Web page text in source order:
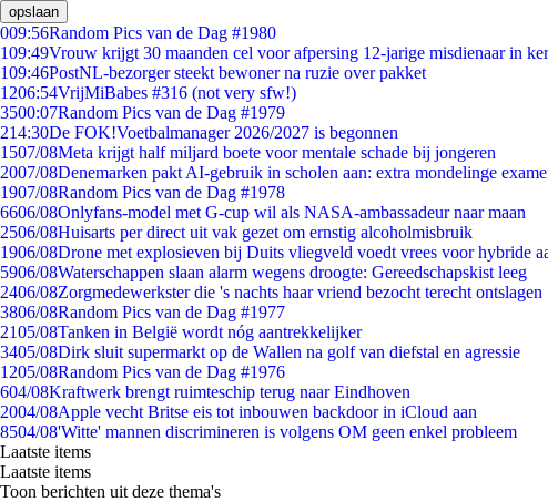
opslaan
009:56Random Pics van de Dag #1980
109:49Vrouw krijgt 30 maanden cel voor afpersing 12-jarige misdienaar in
109:46PostNL-bezorger steekt bewoner na ruzie over pakket
1206:54VrijMiBabes #316 (not very sfw!)
3500:07Random Pics van de Dag #1979
214:30De FOK!Voetbalmanager 2026/2027 is begonnen
1507/08Meta krijgt half miljard boete voor mentale schade bij jongeren
2007/08Denemarken pakt AI-gebruik in scholen aan: extra mondelinge
1907/08Random Pics van de Dag #1978
6606/08Onlyfans-model met G-cup wil als NASA-ambassadeur naar maan
2506/08Huisarts per direct uit vak gezet om ernstig alcoholmisbruik
1906/08Drone met explosieven bij Duits vliegveld voedt vrees voor hybride
5906/08Waterschappen slaan alarm wegens droogte: Gereedschapskist leeg
2406/08Zorgmedewerkster die 's nachts haar vriend bezocht terecht ontslagen
3806/08Random Pics van de Dag #1977
2105/08Tanken in België wordt nóg aantrekkelijker
3405/08Dirk sluit supermarkt op de Wallen na golf van diefstal en agressie
1205/08Random Pics van de Dag #1976
604/08Kraftwerk brengt ruimteschip terug naar Eindhoven
2004/08Apple vecht Britse eis tot inbouwen backdoor in iCloud aan
8504/08'Witte' mannen discrimineren is volgens OM geen enkel probleem
Laatste items
Laatste items
Toon berichten uit deze thema's